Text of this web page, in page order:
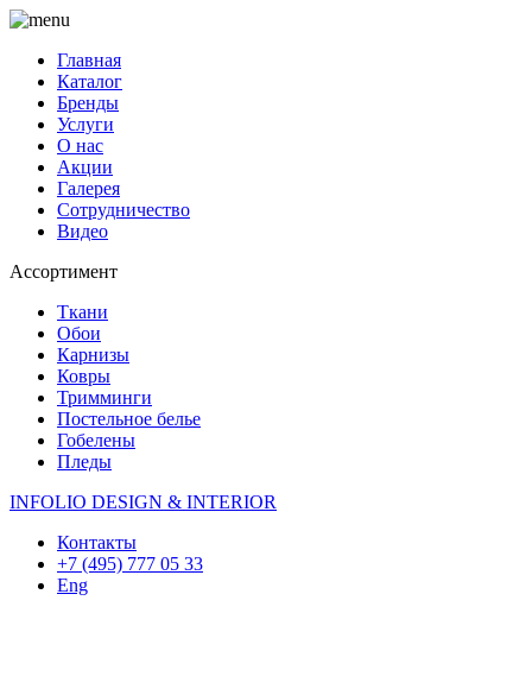
Главная
Каталог
Бренды
Услуги
О нас
Акции
Галерея
Сотрудничество
Видео
Ассортимент
Ткани
Обои
Карнизы
Ковры
Тримминги
Постельное белье
Гобелены
Пледы
INFOLIO DESIGN & INTERIOR
Контакты
+7 (495) 777 05 33
Eng